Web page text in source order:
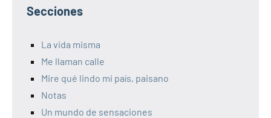
Secciones
La vida misma
Me llaman calle
Mire qué lindo mi país, paisano
Notas
Un mundo de sensaciones